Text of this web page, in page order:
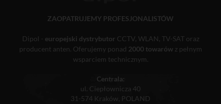
ZAOPATRUJEMY PROFESJONALISTÓW
Dipol - europejski dystrybutor CCTV, WLAN, TV-SAT oraz
producent anten. Oferujemy ponad 2000 towarówz pełnym
wsparciem technicznym.
Centrala:
ul. Ciepłownicza 40
31-574 Kraków, POLAND